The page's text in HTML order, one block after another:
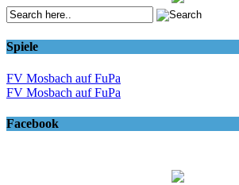
Spiele
FV Mosbach auf FuPa
FV Mosbach auf FuPa
Facebook